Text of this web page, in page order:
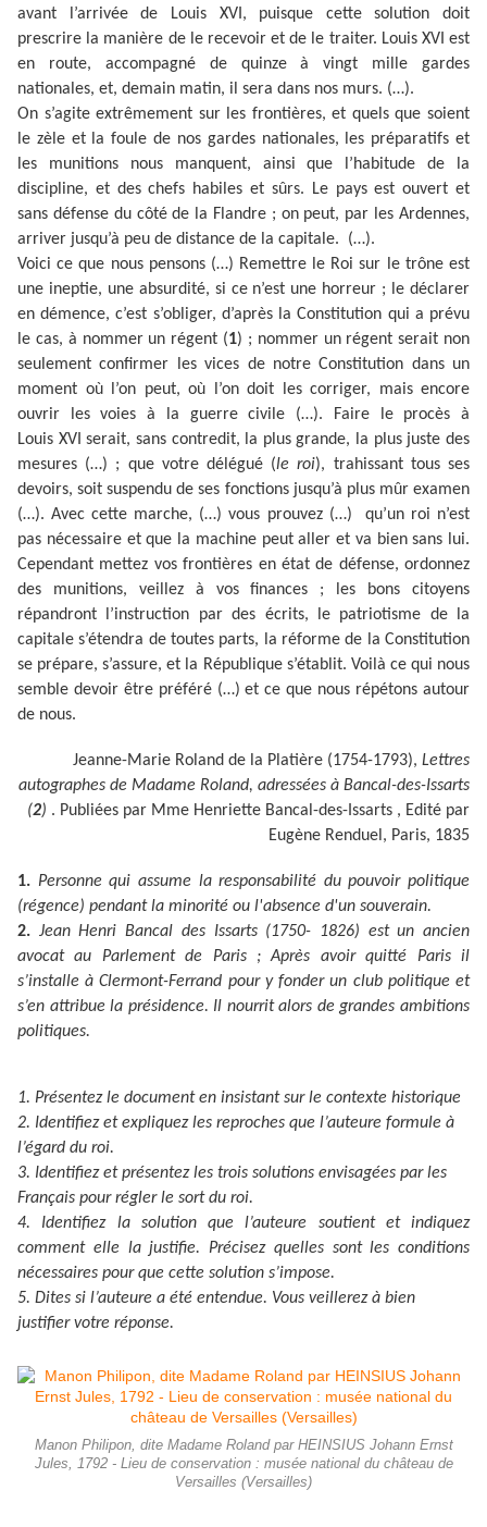
avant l’arrivée de Louis XVI, puisque cette solution doit
prescrire la manière de le recevoir et de le traiter. Louis XVI est
en route, accompagné de quinze à vingt mille gardes
nationales, et, demain matin, il sera dans nos murs. (…).
On s’agite extrêmement sur les frontières, et quels que soient
le zèle et la foule de nos gardes nationales, les préparatifs et
les munitions nous manquent, ainsi que l’habitude de la
discipline, et des chefs habiles et sûrs. Le pays est ouvert et
sans défense du côté de la Flandre ; on peut, par les Ardennes,
arriver jusqu’à peu de distance de la capitale. (…).
Voici ce que nous pensons (…) Remettre le Roi sur le trône est
une ineptie, une absurdité, si ce n’est une horreur ; le déclarer
en démence, c’est s’obliger, d’après la Constitution qui a prévu
le cas, à nommer un régent (1) ; nommer un régent serait non
seulement confirmer les vices de notre Constitution dans un
moment où l’on peut, où l’on doit les corriger, mais encore
ouvrir les voies à la guerre civile (…). Faire le procès à
Louis XVI serait, sans contredit, la plus grande, la plus juste des
mesures (…) ; que votre délégué (le roi), trahissant tous ses
devoirs, soit suspendu de ses fonctions jusqu’à plus mûr examen
(…). Avec cette marche, (…) vous prouvez (…) qu’un roi n’est
pas nécessaire et que la machine peut aller et va bien sans lui.
Cependant mettez vos frontières en état de défense, ordonnez
des munitions, veillez à vos finances ; les bons citoyens
répandront l’instruction par des écrits, le patriotisme de la
capitale s’étendra de toutes parts, la réforme de la Constitution
se prépare, s’assure, et la République s’établit. Voilà ce qui nous
semble devoir être préféré (…) et ce que nous répétons autour
de nous.
Jeanne-Marie Roland de la Platière (1754-1793), Lettres
autographes de Madame Roland, adressées à Bancal-des-Issarts
(2) . Publiées par Mme Henriette Bancal-des-Issarts , Edité par
Eugène Renduel, Paris, 1835
1. Personne qui assume la responsabilité du pouvoir politique
(régence) pendant la minorité ou l'absence d'un souverain.
2. Jean Henri Bancal des Issarts (1750- 1826) est un ancien
avocat au Parlement de Paris ; Après avoir quitté Paris il
s’installe à Clermont-Ferrand pour y fonder un club politique et
s’en attribue la présidence. Il nourrit alors de grandes ambitions
politiques.
1. Présentez le document en insistant sur le contexte historique
2. Identifiez et expliquez les reproches que l’auteure formule à
l’égard du roi.
3. Identifiez et présentez les trois solutions envisagées par les
Français pour régler le sort du roi.
4. Identifiez la solution que l’auteure soutient et indiquez
comment elle la justifie. Précisez quelles sont les conditions
nécessaires pour que cette solution s’impose.
5. Dites si l’auteure a été entendue. Vous veillerez à bien
justifier votre réponse.
Manon Philipon, dite Madame Roland par HEINSIUS Johann Ernst
Jules, 1792 - Lieu de conservation : musée national du château de
Versailles (Versailles)